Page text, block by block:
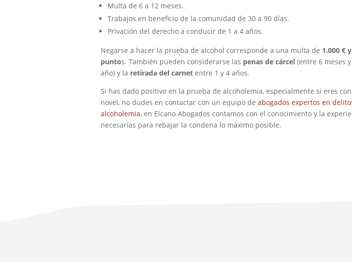
Multa de 6 a 12 meses.
Trabajos en beneficio de la comunidad de 30 a 90 días.
Privación del derecho a conducir de 1 a 4 años.
Negarse a hacer la prueba de alcohol corresponde a una multa de 1.000 €
puntos. También pueden considerarse las penas de cárcel(entre 6 meses
año) y la retirada del carnetentre 1 y 4 años.
Si has dado positivo en la prueba de alcoholemia, especialmente si eres
novel, no dudes en contactar con un equipo de abogados expertos en
alcoholemia, en Elcano Abogados contamos con el conocimiento y la
necesarias para rebajar la condena lo máximo posible.